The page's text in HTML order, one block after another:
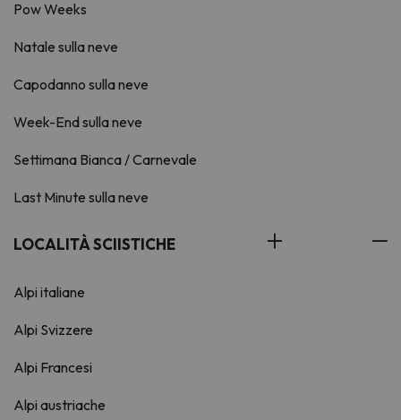
Pow Weeks
Natale sulla neve
Capodanno sulla neve
Week-End sulla neve
Settimana Bianca / Carnevale
Last Minute sulla neve
LOCALITÀ SCIISTICHE
Alpi italiane
Alpi Svizzere
Alpi Francesi
Alpi austriache